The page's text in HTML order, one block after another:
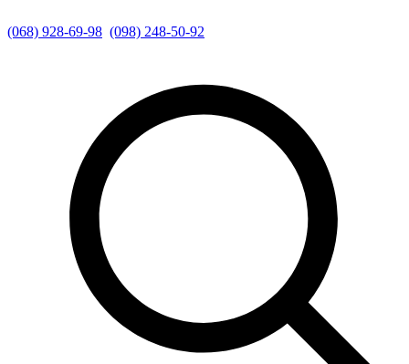
(068) 928-69-98 (098) 248-50-92